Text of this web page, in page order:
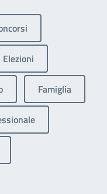
Elezioni
Famiglia